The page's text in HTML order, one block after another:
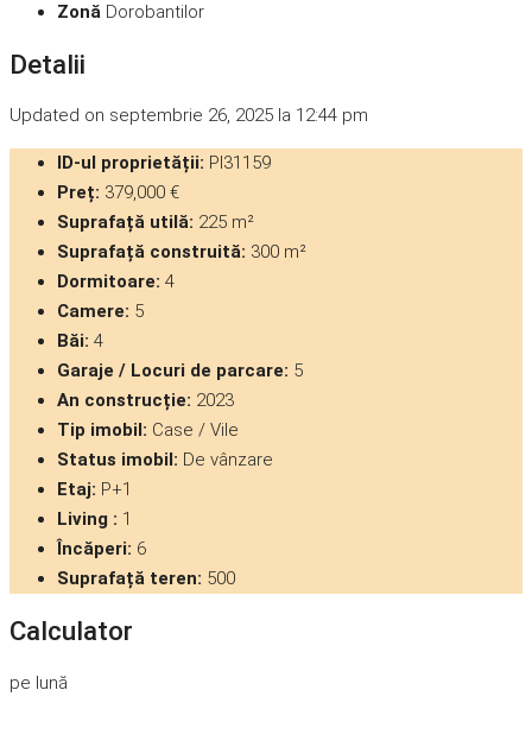
Zonă Dorobantilor
Detalii
Updated on septembrie 26, 2025 la 12:44 pm
ID-ul proprietății: PI31159
Preț: 379,000 €
Suprafață utilă: 225 m²
Suprafață construită: 300 m²
Dormitoare: 4
Camere: 5
Băi: 4
Garaje / Locuri de parcare: 5
An construcție: 2023
Tip imobil: Case / Vile
Status imobil: De vânzare
Etaj: P+1
Living : 1
Încăperi: 6
Suprafață teren: 500
Calculator
pe lună